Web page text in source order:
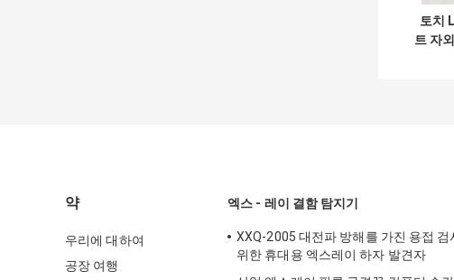
토치
트 자
약
우리에 대하여
공장 여행
엑스 - 레이 결함 탐지기
XXQ-2005 대전파 방해를 가진 용접 검
위한 휴대용 엑스레이 하자 발견자